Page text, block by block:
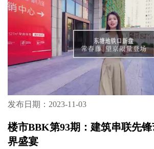
发布日期：2023-11-03
楼市BBK第93期：建筑串联先
界盛宴